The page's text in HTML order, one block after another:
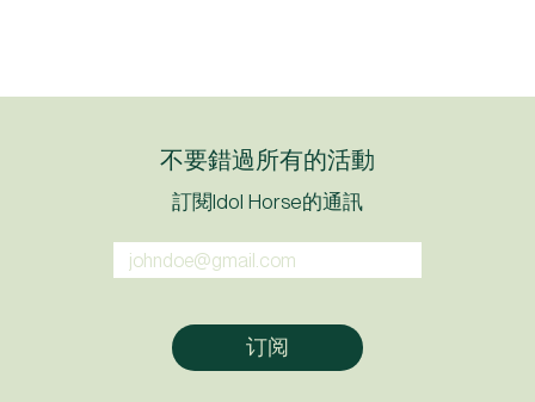
不要錯過所有的活動
訂閱Idol Horse的通訊